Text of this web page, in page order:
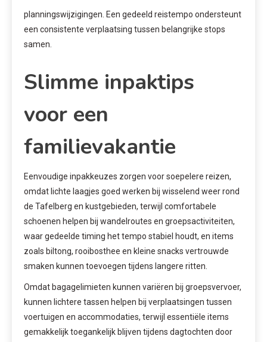
planningswijzigingen. Een gedeeld reistempo ondersteunt
een consistente verplaatsing tussen belangrijke stops
samen.
Slimme inpaktips
voor een
familievakantie
Eenvoudige inpakkeuzes zorgen voor soepelere reizen,
omdat lichte laagjes goed werken bij wisselend weer rond
de Tafelberg en kustgebieden, terwijl comfortabele
schoenen helpen bij wandelroutes en groepsactiviteiten,
waar gedeelde timing het tempo stabiel houdt, en items
zoals biltong, rooibosthee en kleine snacks vertrouwde
smaken kunnen toevoegen tijdens langere ritten.
Omdat bagagelimieten kunnen variëren bij groepsvervoer,
kunnen lichtere tassen helpen bij verplaatsingen tussen
voertuigen en accommodaties, terwijl essentiële items
gemakkelijk toegankelijk blijven tijdens dagtochten door